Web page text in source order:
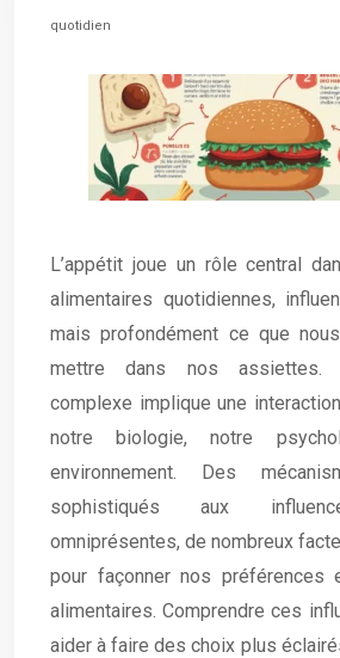
quotidien
L’appétit joue un rôle central
alimentaires quotidiennes,
mais profondément ce que
mettre dans nos assiettes.
complexe implique une
notre biologie, notre
environnement. Des
sophistiqués aux
omniprésentes, de nombreux
pour façonner nos préférences
alimentaires. Comprendre ces
aider à faire des choix plus